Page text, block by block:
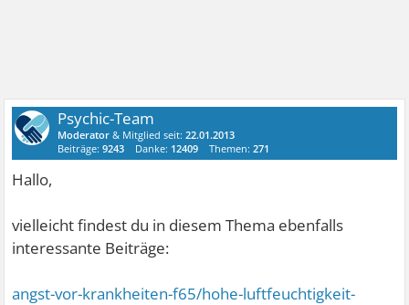
Psychic-Team
Moderator & Mitglied seit:22.01.2013
Beiträge:9243 Danke: 12409 Themen:271
Hallo,
vielleicht findest du in diesem Thema ebenfalls
interessante Beiträge:
angst-vor-krankheiten-f65/hohe-luftfeuchtigkeit-